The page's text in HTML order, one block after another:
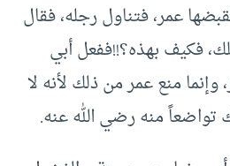
عمر، فتناول رجله، فقال
فكيف بهذه؟!!ففعل أبي
منع عمر من ذلك لأنه لا
منه رضي الله عنه.